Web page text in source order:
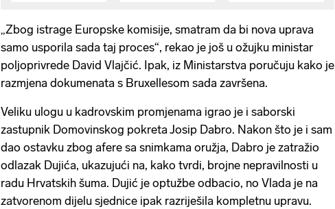
„Zbog istrage Europske komisije, smatram da bi nova uprava
samo usporila sada taj proces“, rekao je još u ožujku ministar
poljoprivrede David Vlajčić. Ipak, iz Ministarstva poručuju kako je
razmjena dokumenata s Bruxellesom sada završena.
Veliku ulogu u kadrovskim promjenama igrao je i saborski
zastupnik Domovinskog pokreta Josip Dabro. Nakon što je i sam
dao ostavku zbog afere sa snimkama oružja, Dabro je zatražio
odlazak Dujića, ukazujući na, kako tvrdi, brojne nepravilnosti u
radu Hrvatskih šuma. Dujić je optužbe odbacio, no Vlada je na
zatvorenom dijelu sjednice ipak razriješila kompletnu upravu.